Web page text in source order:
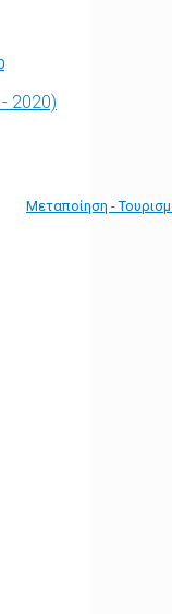
2020)
Μεταποίηση -